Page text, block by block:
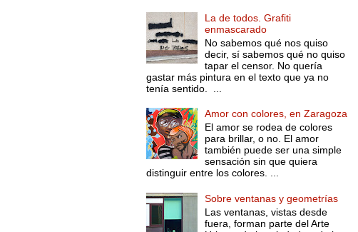
La de todos. Grafiti
enmascarado
No sabemos qué nos quiso
decir, sí sabemos qué no quiso
tapar el censor. No quería
gastar más pintura en el texto que ya no
tenía sentido. ...
Amor con colores, en Zaragoza
El amor se rodea de colores
para brillar, o no. El amor
también puede ser una simple
sensación sin que quiera
distinguir entre los colores. ...
Sobre ventanas y geometrías
Las ventanas, vistas desde
fuera, forman parte del Arte